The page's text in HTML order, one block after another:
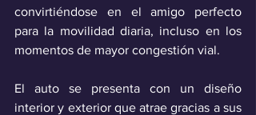
convirtiéndose en el amigo perfecto
para la movilidad diaria, incluso en los
momentos de mayor congestión vial.
El auto se presenta con un diseño
interior y exterior que atrae gracias a sus